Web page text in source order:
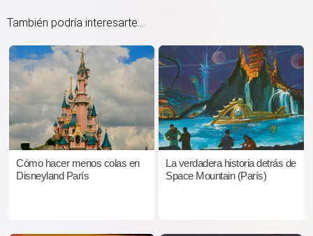
También podría interesarte...
Cómo hacer menos colas en
Disneyland París
La verdadera historia detrás de
Space Mountain (París)